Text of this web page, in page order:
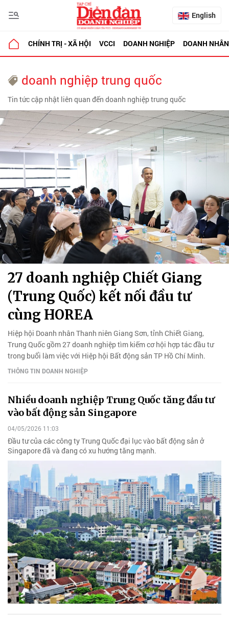
English
CHÍNH TRỊ - XÃ HỘI VCCI DOANH NGHIỆP DOANH NHÂN
doanh nghiệp trung quốc
Tin tức cập nhật liên quan đến doanh nghiệp trung quốc
27 doanh nghiệp Chiết Giang
(Trung Quốc) kết nối đầu tư
cùng HOREA
Hiệp hội Doanh nhân Thanh niên Giang Sơn, tỉnh Chiết Giang,
Trung Quốc gồm 27 doanh nghiệp tìm kiếm cơ hội hợp tác đầu tư
trong buổi làm việc với Hiệp hội Bất động sản TP Hồ Chí Minh.
THÔNG TIN DOANH NGHIỆP
Nhiều doanh nghiệp Trung Quốc tăng đầu tư
vào bất động sản Singapore
04/05/2026 11:03
Đầu tư của các công ty Trung Quốc đại lục vào bất động sản ở
Singapore đã và đang có xu hướng tăng mạnh.